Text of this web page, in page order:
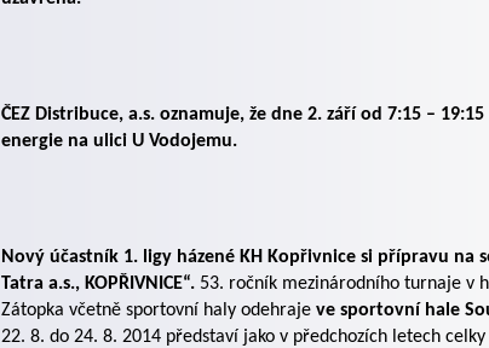
ČEZ Distribuce, a.s. oznamuje, že dne 2. září od 7:15 –
energie na ulici U Vodojemu.
Nový účastník 1. ligy házené KH Kopřivnice si přípravu na
Tatra a.s., KOPŘIVNICE“. 53. ročník mezinárodního turnaje v
Zátopka včetně sportovní haly odehraje ve sportovní hale
22. 8. do 24. 8. 2014 představí jako v předchozích letech